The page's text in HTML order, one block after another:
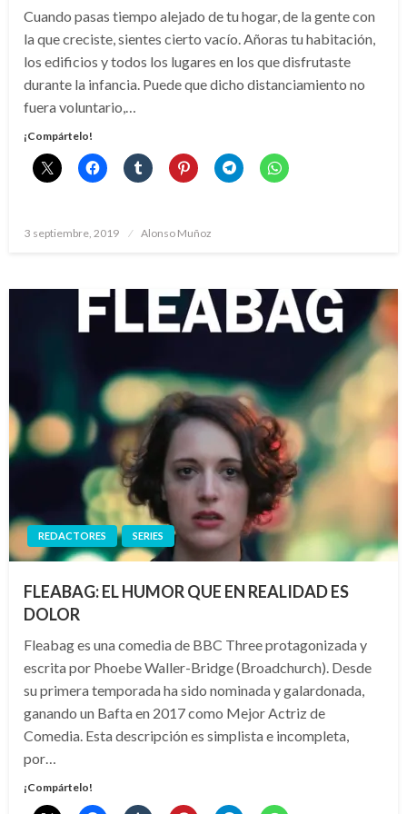
Cuando pasas tiempo alejado de tu hogar, de la gente con
la que creciste, sientes cierto vacío. Añoras tu habitación,
los edificios y todos los lugares en los que disfrutaste
durante la infancia. Puede que dicho distanciamiento no
fuera voluntario,…
¡Compártelo!
Publicado
3 septiembre, 2019 Alonso Muñoz
REDACTORES SERIES
FLEABAG: EL HUMOR QUE EN REALIDAD ES
DOLOR
Fleabag es una comedia de BBC Three protagonizada y
escrita por Phoebe Waller-Bridge (Broadchurch). Desde
su primera temporada ha sido nominada y galardonada,
ganando un Bafta en 2017 como Mejor Actriz de
Comedia. Esta descripción es simplista e incompleta,
por…
¡Compártelo!